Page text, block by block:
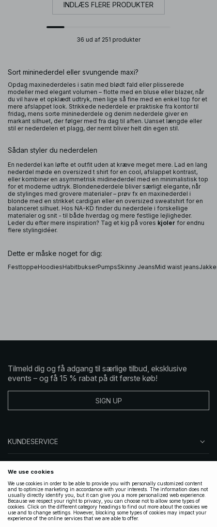
INDLÆS FLERE PRODUKTER
36 ud af 251 produkter
Sort mininederdel eller svungende maxi?
Opdag maxinederdeles i satin med blødt fald eller plisserede
modeller med elegant volumen – flotte med en bluse eller blazer, når
du vil have et opklædt udtryk, men lige så fine med en enkel top for et
mere afslappet look. Strikkede nederdele er praktiske fra kontor til
fridag, mens sorte mininederdele og denim nederdele giver en
markant silhuet, der følger med fra dag til aften. Uanset længde eller
stil er nederdelen et plagg, der nemt bliver helt din egen stil.
Sådan styler du nederdelen
En nederdel kan løfte et outfit uden at kræve meget mere. Lad en lang
nederdel møde en oversized t shirt for en cool, afslappet kontrast,
eller kombiner en asymmetrisk midinederdel med en minimalistisk top
for et moderne udtryk. Blondenederdele bliver særligt elegante, når
de stylinges med grovere materialer – prøv fx en maxinederdel i
blonde med en strikket cardigan eller en oversized sweatshirt for en
balanceret silhuet. Hos NA-KD finder du nederdele i forskellige
materialer og snit - til både hverdag og mere festlige lejligheder.
Leder du efter mere inspiration? Tag et kig på vores kjoler for endnu
flere stylingidéer.
Dette er måske noget for dig:
FesttoppeHoodiesHabitbukserPumpsSkinny JeansMid waist jeans
Tilmeld dig og få adgang til særlige tilbud, eksklusive
events – og få 15 % rabat på dit første køb!
SIGN UP
KUNDESERVICE
FØLG OS
GYLDIGE